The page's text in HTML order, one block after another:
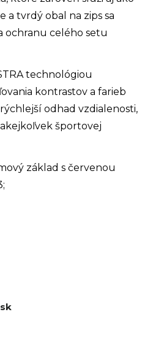
a tvrdý obal na zips sa
ochranu celého setu
technológiou
kontrastov a farieb
odhad vzdialenosti,
športovej
základ s červenou